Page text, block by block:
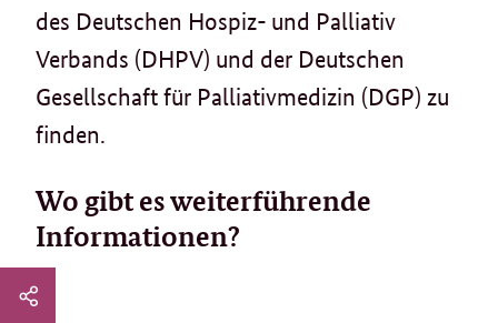
des Deutschen Hospiz- und Palliativ
Verbands (DHPV) und der Deutschen
Gesellschaft für Palliativmedizin (DGP) zu
finden.
Wo gibt es weiterführende
Informationen?
Seitenleiste: